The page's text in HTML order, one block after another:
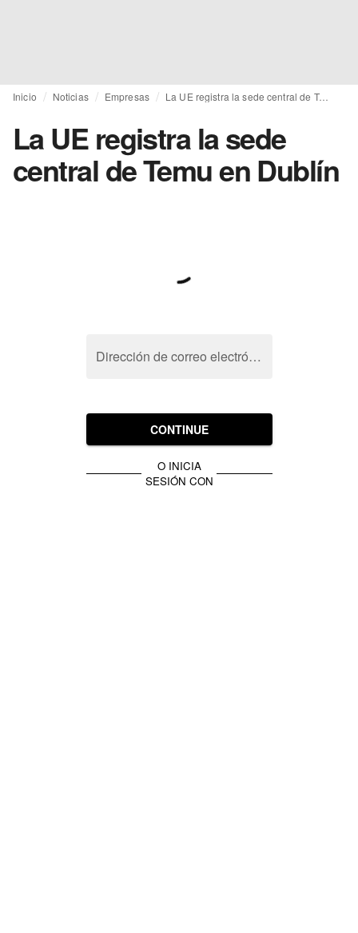
Inicio Noticias Empresas La UE registra la sede central de Temu en Dublín
La UE registra la sede
central de Temu en Dublín
Dirección de correo electrónico
CONTINUE
O INICIA
SESIÓN CON